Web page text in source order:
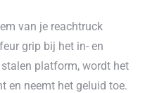
van je reachtruck
grip bij het in- en
platform, wordt het
en neemt het geluid toe.